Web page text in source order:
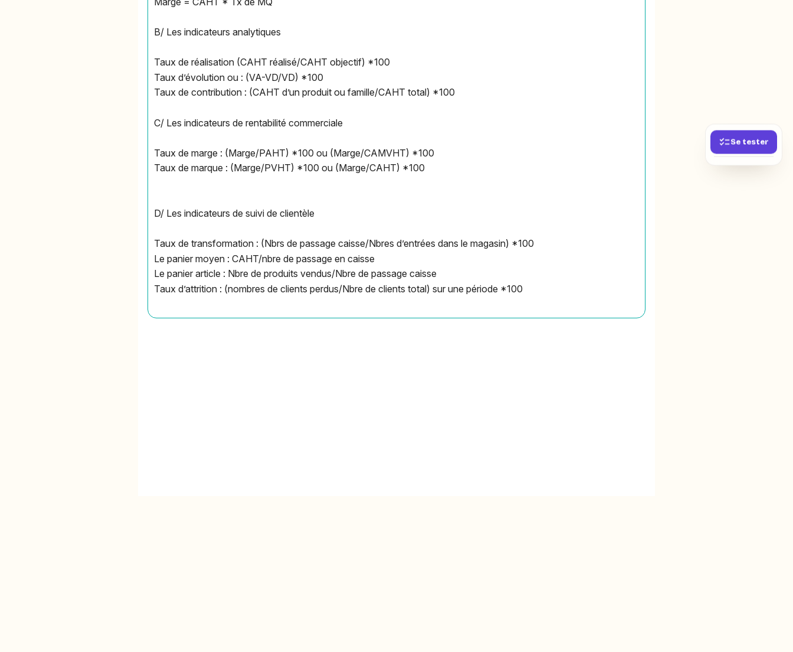
Se tester
B/ Les indicateurs analytiques
Taux de réalisation (CAHT réalisé/CAHT objectif) *100
Taux d’évolution ou : (VA-VD/VD) *100
Taux de contribution : (CAHT d’un produit ou famille/CAHT total) *100
C/ Les indicateurs de rentabilité commerciale
Taux de marge : (Marge/PAHT) *100 ou (Marge/CAMVHT) *100
Taux de marque : (Marge/PVHT) *100 ou (Marge/CAHT) *100
D/ Les indicateurs de suivi de clientèle
Taux de transformation : (Nbrs de passage caisse/Nbres d’entrées dans le magasin) *100
Le panier moyen : CAHT/nbre de passage en caisse
Le panier article : Nbre de produits vendus/Nbre de passage caisse
Taux d’attrition : (nombres de clients perdus/Nbre de clients total) sur une période *100